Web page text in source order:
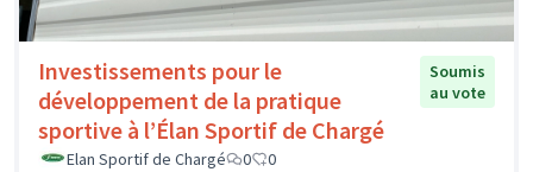
Investissements pour le
développement de la pratique
sportive à l’Élan Sportif de Chargé
Soumis
au vote
Elan Sportif de Chargé 0 0